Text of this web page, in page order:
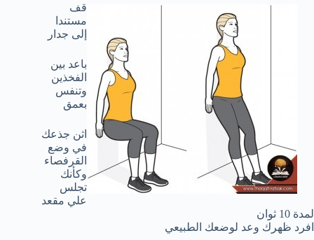
قف
مستندا
إلى جدار
باعد بين
الفخذين
وتنفس
بعمق
اثن جذعك
في وضع
القرفصاء
وكأنك
تجلس
علي مقعد
لمدة 10 ثوان
افرد ظهرك وعد لوضعك الطبيعي